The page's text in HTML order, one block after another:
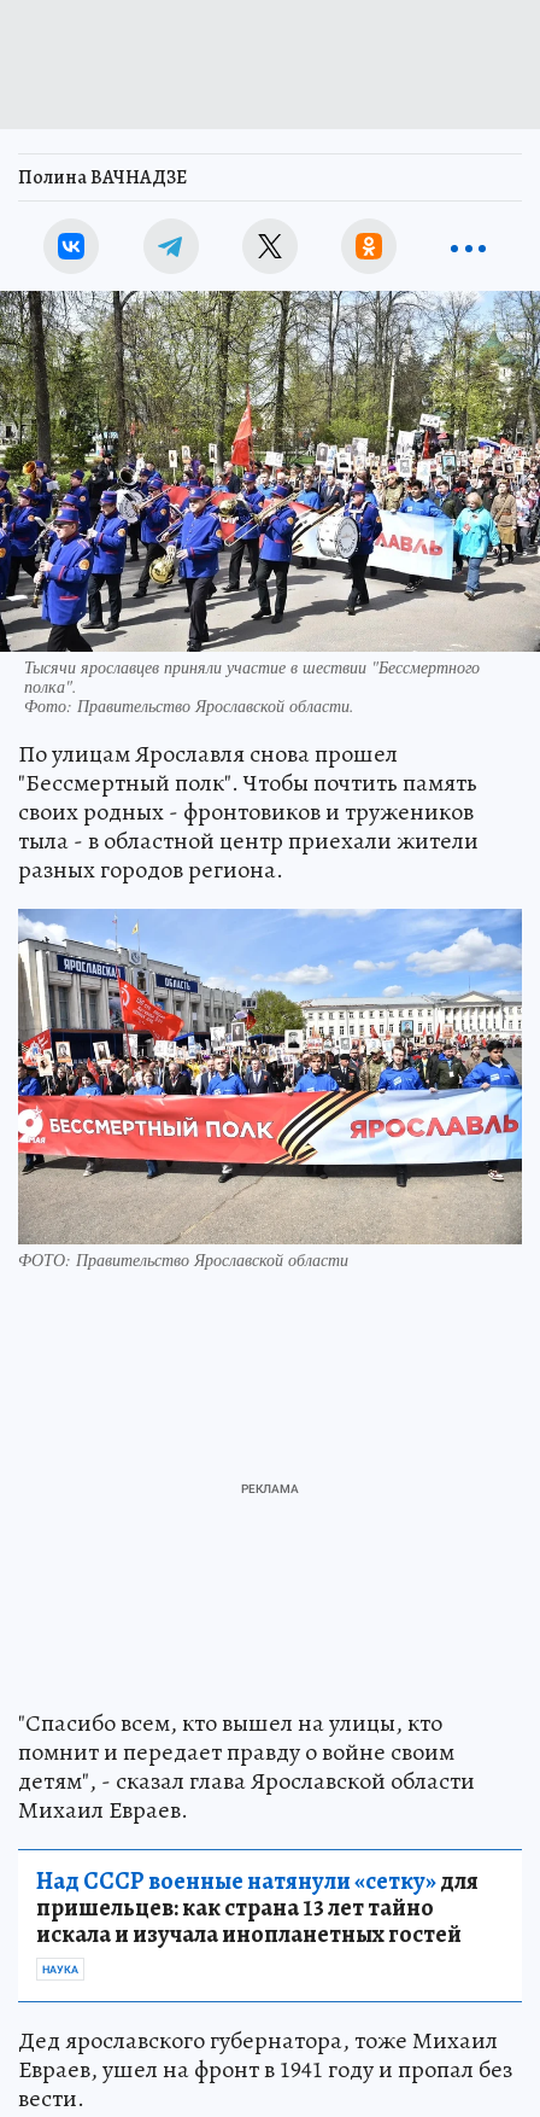
Полина ВАЧНАДЗЕ
Тысячи ярославцев приняли участие в шествии "Бессмертного
полка".
Фото: Правительство Ярославской области.
По улицам Ярославля снова прошел
"Бессмертный полк". Чтобы почтить память
своих родных - фронтовиков и тружеников
тыла - в областной центр приехали жители
разных городов региона.
ФОТО: Правительство Ярославской области
"Спасибо всем, кто вышел на улицы, кто
помнит и передает правду о войне своим
детям", - сказал глава Ярославской области
Михаил Евраев.
Над СССР военные натянули «сетку»для
пришельцев: как страна 13 лет тайно
искала и изучала инопланетных гостей
НАУКА
Дед ярославского губернатора, тоже Михаил
Евраев, ушел на фронт в 1941 году и пропал без
вести.